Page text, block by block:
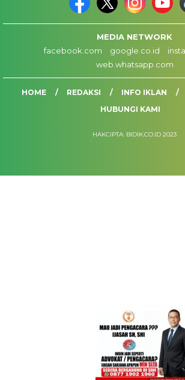
MEDIA NETWORK
facebook.com
google.co.id
web.whatsapp.com
HOME REDAKSI INFO IKLAN
HUBUNGI KAMI
HAKCIPTA: BIDIK.CO.ID 2023